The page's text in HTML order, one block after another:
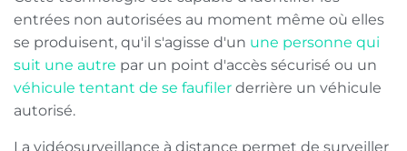
entrées non autorisées au moment même où elles
se produisent, qu'il s'agisse d'un une personne qui
suit une autre par un point d'accès sécurisé ou un
véhicule tentant de se faufiler derrière un véhicule
autorisé.
La vidéosurveillance à distance permet de surveiller